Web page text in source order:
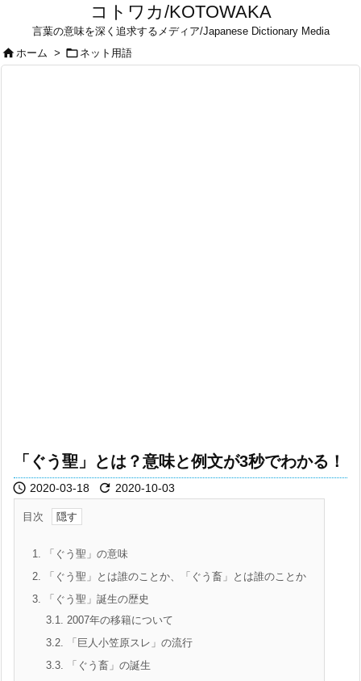
コトワカ/KOTOWAKA
言葉の意味を深く追求するメディア/Japanese Dictionary Media
ホーム >  ネット用語
「ぐう聖」とは？意味と例文が3秒でわかる！
 2020-03-18  2020-10-03
目次
1. 「ぐう聖」の意味
2. 「ぐう聖」とは誰のことか、「ぐう畜」とは誰のことか
3. 「ぐう聖」誕生の歴史
3.1. 2007年の移籍について
3.2. 「巨人小笠原スレ」の流行
3.3. 「ぐう畜」の誕生